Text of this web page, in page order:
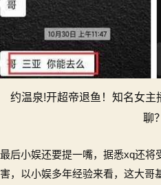
约温泉!开超帝退鱼！知名女
聊？
最后小娱还要提一嘴，据悉xq还将
害，以小娱多年经验来看，这大哥